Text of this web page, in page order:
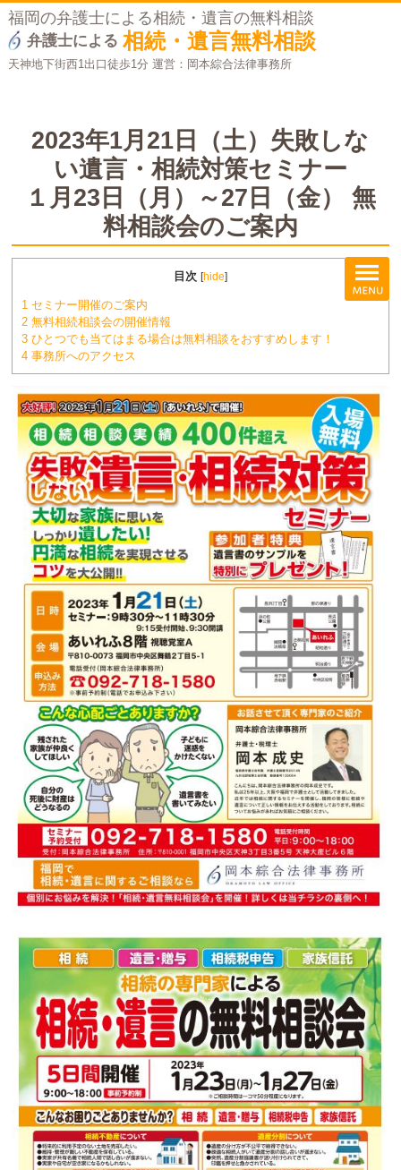
福岡の弁護士による相続・遺言の無料相談
弁護士による 相続・遺言無料相談
天神地下街西1出口徒歩1分 運営：岡本綜合法律事務所
2023年1月21日（土）失敗しな
い遺言・相続対策セミナー
１月23日（月）～27日（金） 無
料相談会のご案内
目次 [hide]
1 セミナー開催のご案内
2 無料相続相談会の開催情報
3 ひとつでも当てはまる場合は無料相談をおすすめします！
4 事務所へのアクセス